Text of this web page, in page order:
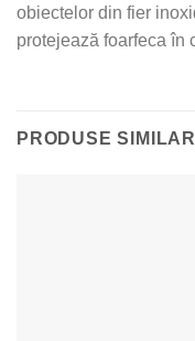
obiectelor din fier
protejează foarfeca în
PRODUSE